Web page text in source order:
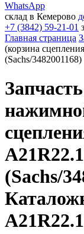
WhatsApp
склад в Кемерово
+7 (3842) 59-21-01
Главная страница
(корзина
(Sachs/
Запчасть
(Sachs/